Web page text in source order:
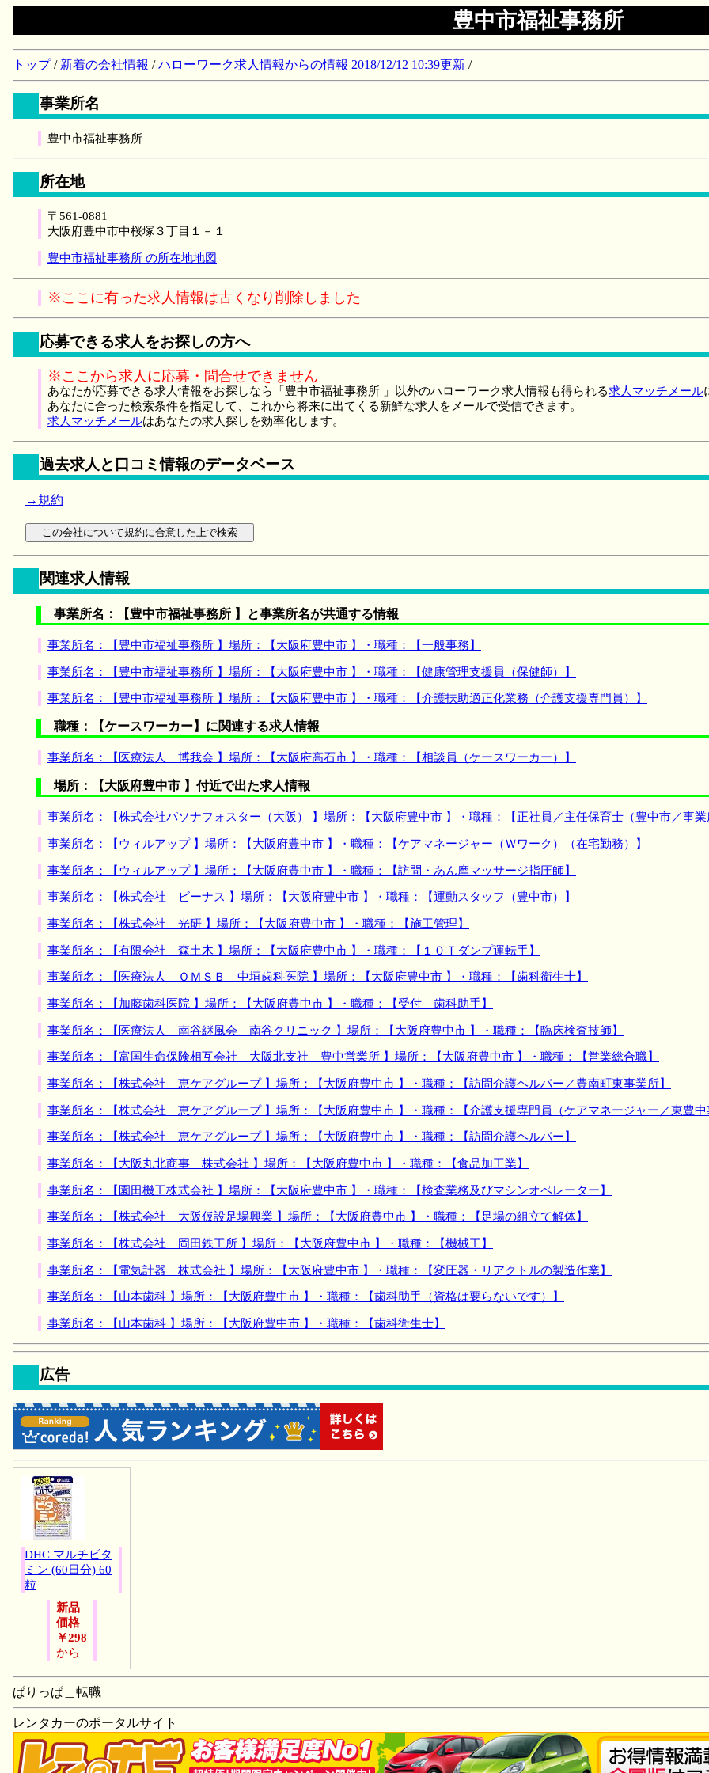
豊中市福祉事務所
トップ/ 新着の会社情報 /ハローワーク求人情報からの情報 2018/12/12 10:39更新 /
事業所名
豊中市福祉事務所
所在地
〒561-0881
大阪府豊中市中桜塚３丁目１－１
豊中市福祉事務所 の所在地地図
※ここに有った求人情報は古くなり削除しました
応募できる求人をお探しの方へ
※ここから求人に応募・問合せできません
あなたが応募できる求人情報をお探しなら「豊中市福祉事務所 」以外のハローワーク求人情報も得られる求人マッチメール
あなたに合った検索条件を指定して、これから将来に出てくる新鮮な求人をメールで受信できます。
求人マッチメールはあなたの求人探しを効率化します。
過去求人と口コミ情報のデータベース
→規約
関連求人情報
事業所名：【豊中市福祉事務所 】と事業所名が共通する情報
事業所名：【豊中市福祉事務所 】場所：【大阪府豊中市 】・職種：【一般事務】
事業所名：【豊中市福祉事務所 】場所：【大阪府豊中市 】・職種：【健康管理支援員（保健師）】
事業所名：【豊中市福祉事務所 】場所：【大阪府豊中市 】・職種：【介護扶助適正化業務（介護支援専門員）】
職種：【ケースワーカー】に関連する求人情報
事業所名：【医療法人 博我会 】場所：【大阪府高石市 】・職種：【相談員（ケースワーカー）】
場所：【大阪府豊中市 】付近で出た求人情報
事業所名：【株式会社パソナフォスター（大阪） 】場所：【大阪府豊中市 】・職種：【正社員／主任保育士（豊中市／事業
事業所名：【ウィルアップ 】場所：【大阪府豊中市 】・職種：【ケアマネージャー（Ｗワーク）（在宅勤務）】
事業所名：【ウィルアップ 】場所：【大阪府豊中市 】・職種：【訪問・あん摩マッサージ指圧師】
事業所名：【株式会社 ビーナス 】場所：【大阪府豊中市 】・職種：【運動スタッフ（豊中市）】
事業所名：【株式会社 光研 】場所：【大阪府豊中市 】・職種：【施工管理】
事業所名：【有限会社 森土木 】場所：【大阪府豊中市 】・職種：【１０Ｔダンプ運転手】
事業所名：【医療法人 ＯＭＳＢ 中垣歯科医院 】場所：【大阪府豊中市 】・職種：【歯科衛生士】
事業所名：【加藤歯科医院 】場所：【大阪府豊中市 】・職種：【受付 歯科助手】
事業所名：【医療法人 南谷継風会 南谷クリニック 】場所：【大阪府豊中市 】・職種：【臨床検査技師】
事業所名：【富国生命保険相互会社 大阪北支社 豊中営業所 】場所：【大阪府豊中市 】・職種：【営業総合職】
事業所名：【株式会社 恵ケアグループ 】場所：【大阪府豊中市 】・職種：【訪問介護ヘルパー／豊南町東事業所】
事業所名：【株式会社 恵ケアグループ 】場所：【大阪府豊中市 】・職種：【介護支援専門員（ケアマネージャー／東豊中
事業所名：【株式会社 恵ケアグループ 】場所：【大阪府豊中市 】・職種：【訪問介護ヘルパー】
事業所名：【大阪丸北商事 株式会社 】場所：【大阪府豊中市 】・職種：【食品加工業】
事業所名：【園田機工株式会社 】場所：【大阪府豊中市 】・職種：【検査業務及びマシンオペレーター】
事業所名：【株式会社 大阪仮設足場興業 】場所：【大阪府豊中市 】・職種：【足場の組立て解体】
事業所名：【株式会社 岡田鉄工所 】場所：【大阪府豊中市 】・職種：【機械工】
事業所名：【電気計器 株式会社 】場所：【大阪府豊中市 】・職種：【変圧器・リアクトルの製造作業】
事業所名：【山本歯科 】場所：【大阪府豊中市 】・職種：【歯科助手（資格は要らないです）】
事業所名：【山本歯科 】場所：【大阪府豊中市 】・職種：【歯科衛生士】
広告
DHC マルチビタ
ミン (60日分) 60
粒
新品
価格
￥298
から
ぱりっぱ＿転職
レンタカーのポータルサイト